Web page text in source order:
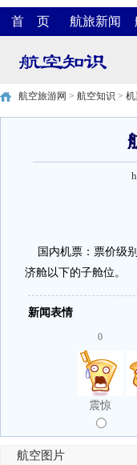
首 页 航旅新闻
航空旅游网 > 航空知识 > 机
国内机票：票价级
济舱以下的子舱位。
新闻表情
0
震惊
航空图片